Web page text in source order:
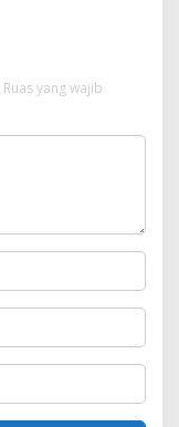
Ruas yang wajib